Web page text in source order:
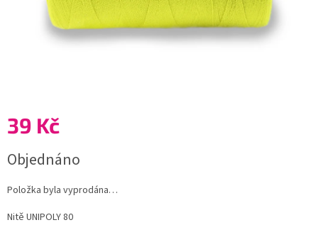
39 Kč
cena:
Objednáno
Položka byla vyprodána…
Nitě UNIPOLY 80